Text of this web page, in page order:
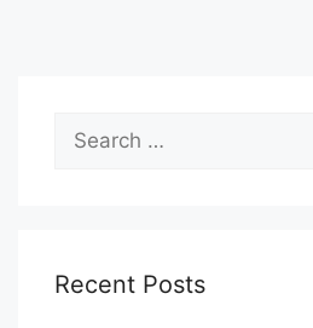
Search
for:
Recent Posts